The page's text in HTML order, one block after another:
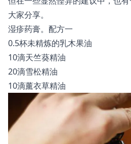
大家分享。
湿疹药膏。配方一
0.5杯未精炼的乳木果油
10滴天竺葵精油
20滴雪松精油
10滴薰衣草精油